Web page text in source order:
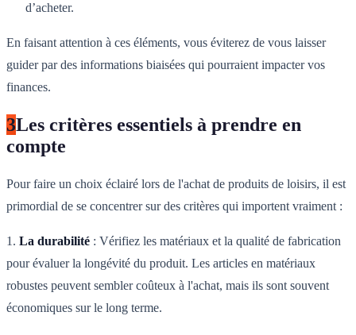
d’acheter.
En faisant attention à ces éléments, vous éviterez de vous laisser
guider par des informations biaisées qui pourraient impacter vos
finances.
3Les critères essentiels à prendre en
compte
Pour faire un choix éclairé lors de l'achat de produits de loisirs, il est
primordial de se concentrer sur des critères qui importent vraiment :
1. La durabilité : Vérifiez les matériaux et la qualité de fabrication
pour évaluer la longévité du produit. Les articles en matériaux
robustes peuvent sembler coûteux à l'achat, mais ils sont souvent
économiques sur le long terme.